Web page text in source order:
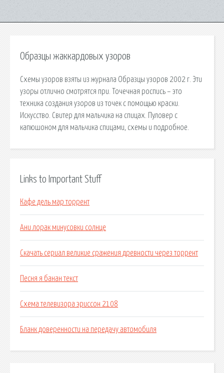
Образцы жаккардовых узоров
Схемы узоров взяты из журнала Образцы узоров 2002 г. Эти
узоры отлично смотрятся при. Точечная роспись – это
техника создания узоров из точек с помощью краски.
Искусство. Свитер для мальчика на спицах. Пуловер с
капюшоном для мальчика спицами, схемы и подробное.
Links to Important Stuff
Кафе дель мар торрент
Ани лорак минусовки солнце
Скачать сериал великие сражения древности через торрент
Песня я банан текст
Схема телевизора эриссон 2108
Бланк доверенности на передачу автомобиля